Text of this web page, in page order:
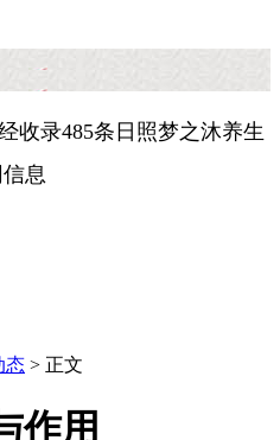
收录485条日照梦之沐养生
信息
态 > 正文
作用